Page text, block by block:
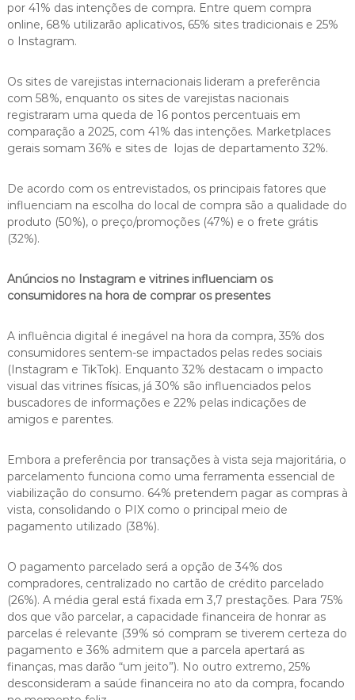
por 41% das intenções de compra. Entre quem compra
online, 68% utilizarão aplicativos, 65% sites tradicionais e 25%
o Instagram.
Os sites de varejistas internacionais lideram a preferência
com 58%, enquanto os sites de varejistas nacionais
registraram uma queda de 16 pontos percentuais em
comparação a 2025, com 41% das intenções. Marketplaces
gerais somam 36% e sites de lojas de departamento 32%.
De acordo com os entrevistados, os principais fatores que
influenciam na escolha do local de compra são a qualidade do
produto (50%), o preço/promoções (47%) e o frete grátis
(32%).
Anúncios no Instagram e vitrines influenciam os
consumidores na hora de comprar os presentes
A influência digital é inegável na hora da compra, 35% dos
consumidores sentem-se impactados pelas redes sociais
(Instagram e TikTok). Enquanto 32% destacam o impacto
visual das vitrines físicas, já 30% são influenciados pelos
buscadores de informações e 22% pelas indicações de
amigos e parentes.
Embora a preferência por transações à vista seja majoritária, o
parcelamento funciona como uma ferramenta essencial de
viabilização do consumo. 64% pretendem pagar as compras à
vista, consolidando o PIX como o principal meio de
pagamento utilizado (38%).
O pagamento parcelado será a opção de 34% dos
compradores, centralizado no cartão de crédito parcelado
(26%). A média geral está fixada em 3,7 prestações. Para 75%
dos que vão parcelar, a capacidade financeira de honrar as
parcelas é relevante (39% só compram se tiverem certeza do
pagamento e 36% admitem que a parcela apertará as
finanças, mas darão “um jeito”). No outro extremo, 25%
desconsideram a saúde financeira no ato da compra, focando